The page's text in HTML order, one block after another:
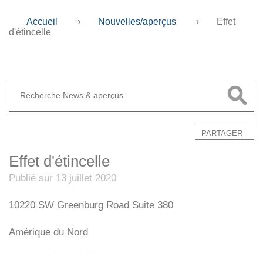
Accueil › Nouvelles/aperçus ›
Effet
d'étincelle
PARTAGER
Effet d'étincelle
Publié sur 13 juillet 2020
10220 SW Greenburg Road Suite 380
Amérique du Nord